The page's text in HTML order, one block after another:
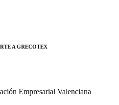
A GRECOTEX
Empresarial Valenciana